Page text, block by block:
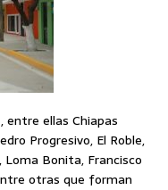
entre ellas Chiapas
Progresivo, El Roble,
Loma Bonita, Francisco
otras que forman